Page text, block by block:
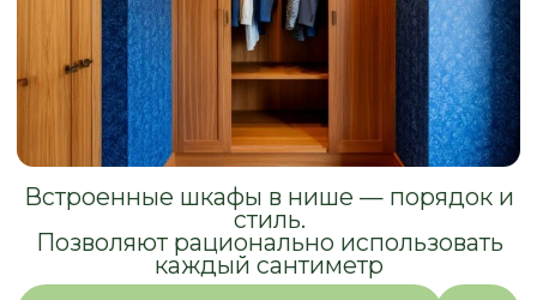
Возможно спроектировать внутреннее наполнение
под конкретные нужды: полки, штанги, ящики,
корзины — всё под ваши вещи
Встроенный шкаф выглядит как естественная
часть интерьера, особенно если его фасады
выполнены в тон стен или скрыты за
раздвижными дверями
Позволяют рационально использовать
каждый сантиметр